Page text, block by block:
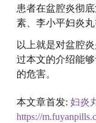
患者在盆腔炎彻
素、李小平妇炎
以上就是对盆腔
过本文的介绍能
的危害。
本文章首发: 妇炎
https://